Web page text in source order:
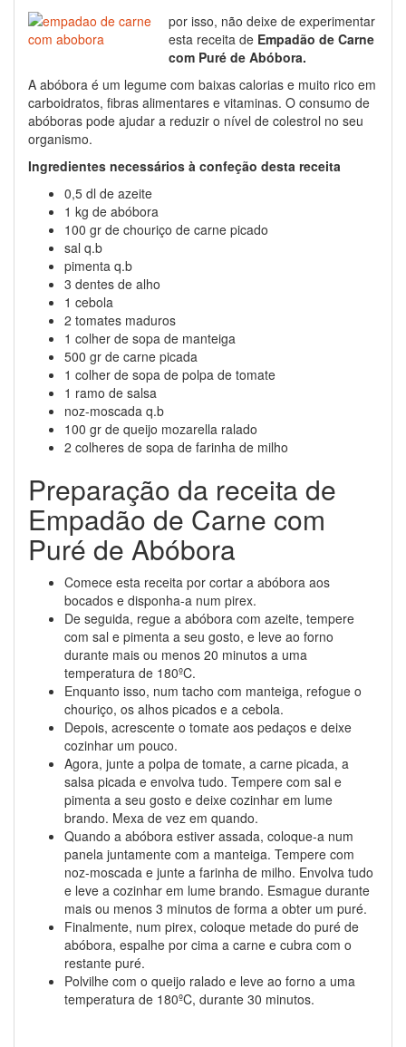
por isso, não deixe de experimentar
esta receita de Empadão de Carne
com Puré de Abóbora.
A abóbora é um legume com baixas calorias e muito rico em
carboidratos, fibras alimentares e vitaminas. O consumo de
abóboras pode ajudar a reduzir o nível de colestrol no seu
organismo.
Ingredientes necessários à confeção desta receita
0,5 dl de azeite
1 kg de abóbora
100 gr de chouriço de carne picado
sal q.b
pimenta q.b
3 dentes de alho
1 cebola
2 tomates maduros
1 colher de sopa de manteiga
500 gr de carne picada
1 colher de sopa de polpa de tomate
1 ramo de salsa
noz-moscada q.b
100 gr de queijo mozarella ralado
2 colheres de sopa de farinha de milho
Preparação da receita de
Empadão de Carne com
Puré de Abóbora
Comece esta receita por cortar a abóbora aos
bocados e disponha-a num pirex.
De seguida, regue a abóbora com azeite, tempere
com sal e pimenta a seu gosto, e leve ao forno
durante mais ou menos 20 minutos a uma
temperatura de 180ºC.
Enquanto isso, num tacho com manteiga, refogue o
chouriço, os alhos picados e a cebola.
Depois, acrescente o tomate aos pedaços e deixe
cozinhar um pouco.
Agora, junte a polpa de tomate, a carne picada, a
salsa picada e envolva tudo. Tempere com sal e
pimenta a seu gosto e deixe cozinhar em lume
brando. Mexa de vez em quando.
Quando a abóbora estiver assada, coloque-a num
panela juntamente com a manteiga. Tempere com
noz-moscada e junte a farinha de milho. Envolva tudo
e leve a cozinhar em lume brando. Esmague durante
mais ou menos 3 minutos de forma a obter um puré.
Finalmente, num pirex, coloque metade do puré de
abóbora, espalhe por cima a carne e cubra com o
restante puré.
Polvilhe com o queijo ralado e leve ao forno a uma
temperatura de 180ºC, durante 30 minutos.